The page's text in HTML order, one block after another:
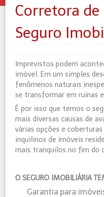
Corretora de
Seguro
Imprevistos podem
imóvel. Em um simples
fenômenos naturais
se transformar em ruínas
É por isso que temos o
mais diversas causas de
várias opções e
inquilinos de imóveis
mais tranquilos no fim do
O SEGURO IMOBILIÁRIA
Garantia para